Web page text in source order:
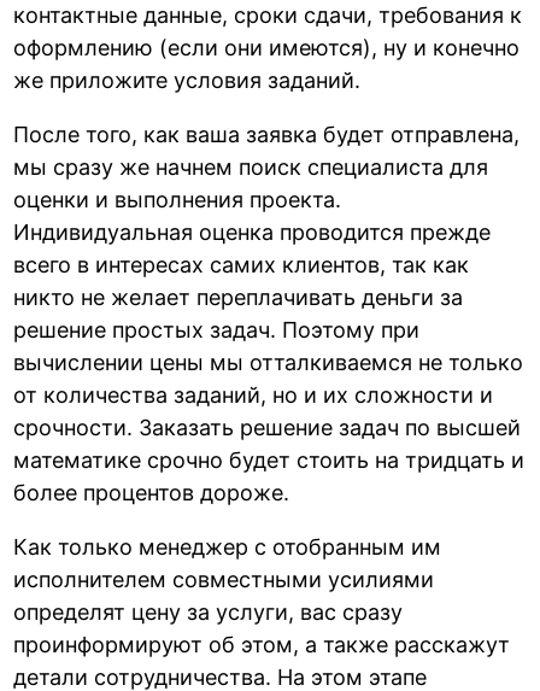
контактные данные, сроки сдачи, требования к
оформлению (если они имеются), ну и конечно
же приложите условия заданий.
После того, как ваша заявка будет отправлена,
мы сразу же начнем поиск специалиста для
оценки и выполнения проекта.
Индивидуальная оценка проводится прежде
всего в интересах самих клиентов, так как
никто не желает переплачивать деньги за
решение простых задач. Поэтому при
вычислении цены мы отталкиваемся не только
от количества заданий, но и их сложности и
срочности. Заказать решение задач по высшей
математике срочно будет стоить на тридцать и
более процентов дороже.
Как только менеджер с отобранным им
исполнителем совместными усилиями
определят цену за услуги, вас сразу
проинформируют об этом, а также расскажут
детали сотрудничества. На этом этапе